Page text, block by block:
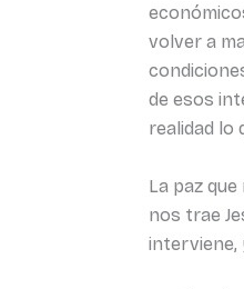
volver a
de esos
realidad lo
La paz
nos trae
interviene,